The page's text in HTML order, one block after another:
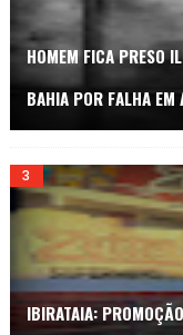
HOMEM FICA PRESO
BAHIA POR FALHA EM
IBIRATAIA: